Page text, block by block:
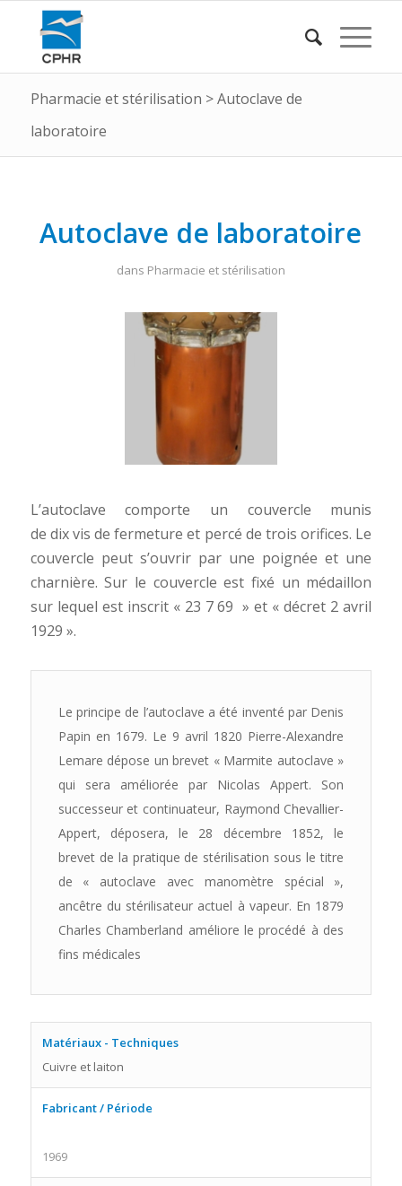
Pharmacie et stérilisation >Autoclave de
laboratoire
Autoclave de laboratoire
dans Pharmacie et stérilisation
L’autoclave comporte un couvercle munis
de dix vis de fermeture et percé de trois orifices. Le
couvercle peut s’ouvrir par une poignée et une
charnière. Sur le couvercle est fixé un médaillon
sur lequel est inscrit « 23 7 69 » et « décret 2 avril
1929 ».
Le principe de l’autoclave a été inventé par Denis
Papin en 1679. Le 9 avril 1820 Pierre-Alexandre
Lemare dépose un brevet « Marmite autoclave »
qui sera améliorée par Nicolas Appert. Son
successeur et continuateur, Raymond Chevallier-
Appert, déposera, le 28 décembre 1852, le
brevet de la pratique de stérilisation sous le titre
de « autoclave avec manomètre spécial »,
ancêtre du stérilisateur actuel à vapeur. En 1879
Charles Chamberland améliore le procédé à des
fins médicales
Matériaux - Techniques
Cuivre et laiton
Fabricant / Période
1969